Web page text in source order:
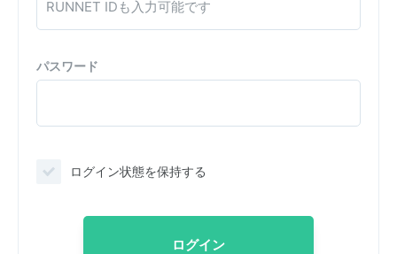
パスワード
ログイン状態を保持する
ログイン